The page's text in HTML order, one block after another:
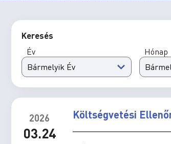
Keresés
Év
Hónap
2026
03.24
Költségvetési